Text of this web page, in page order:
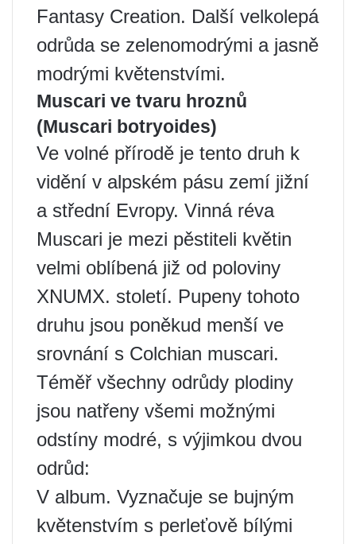
Fantasy Creation. Další velkolepá
odrůda se zelenomodrými a jasně
modrými květenstvími.
Muscari ve tvaru hroznů
(Muscari botryoides)
Ve volné přírodě je tento druh k
vidění v alpském pásu zemí jižní
a střední Evropy. Vinná réva
Muscari je mezi pěstiteli květin
velmi oblíbená již od poloviny
XNUMX. století. Pupeny tohoto
druhu jsou poněkud menší ve
srovnání s Colchian muscari.
Téměř všechny odrůdy plodiny
jsou natřeny všemi možnými
odstíny modré, s výjimkou dvou
odrůd:
V album. Vyznačuje se bujným
květenstvím s perleťově bílými